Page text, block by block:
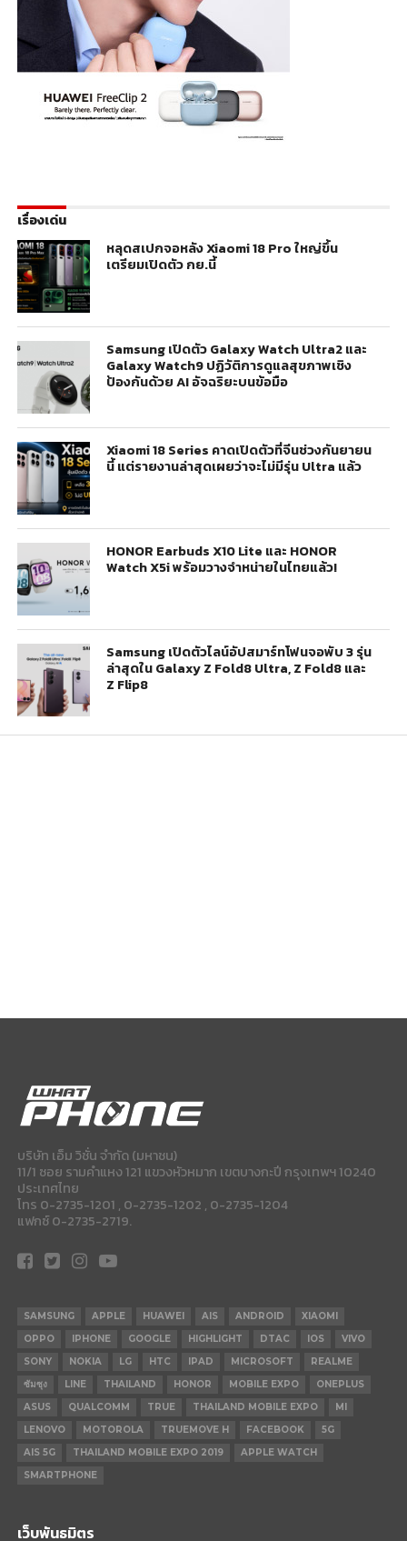
เรื่องเด่น
หลุดสเปกจอหลัง Xiaomi 18 Pro ใหญ่ขึ้น
เตรียมเปิดตัว กย.นี้
Samsung เปิดตัว Galaxy Watch Ultra2 และ
Galaxy Watch9 ปฏิวัติการดูแลสุขภาพเชิง
ป้องกันด้วย AI อัจฉริยะบนข้อมือ
Xiaomi 18 Series คาดเปิดตัวที่จีนช่วงกันยายน
นี้ แต่รายงานล่าสุดเผยว่าจะไม่มีรุ่น Ultra แล้ว
HONOR Earbuds X10 Lite และ HONOR
Watch X5i พร้อมวางจำหน่ายในไทยแล้ว!
Samsung เปิดตัวไลน์อัปสมาร์ทโฟนจอพับ 3 รุ่น
ล่าสุดใน Galaxy Z Fold8 Ultra, Z Fold8 และ
Z Flip8
บริษัท เอ็ม วิชั่น จำกัด (มหาชน)
11/1 ซอย รามคำแหง 121 แขวงหัวหมาก เขตบางกะปี กรุงเทพฯ 10240
ประเทศไทย
โทร 0-2735-1201 , 0-2735-1202 , 0-2735-1204
แฟกซ์ 0-2735-2719.
SAMSUNG APPLE HUAWEI AIS ANDROID
XIAOMI
OPPO
IPHONE GOOGLE HIGHLIGHT DTAC IOS
VIVO
SONY
NOKIA LG HTC IPAD MICROSOFT
REALME
ซัมซุง
LINE THAILAND HONOR MOBILE EXPO
ONEPLUS
ASUS
QUALCOMM TRUE THAILAND MOBILE EXPO
MI
LENOVO
MOTOROLA TRUEMOVE H FACEBOOK
5G
AIS 5G
THAILAND MOBILE EXPO 2019
APPLE WATCH
SMARTPHONE
เว็บพันธมิตร